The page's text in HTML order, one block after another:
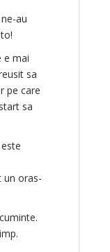
au
e mai
sa
pe care
sa
un oras-